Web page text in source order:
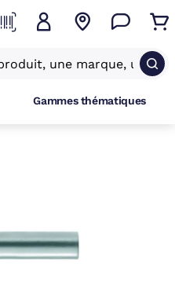
Gammes thématiques